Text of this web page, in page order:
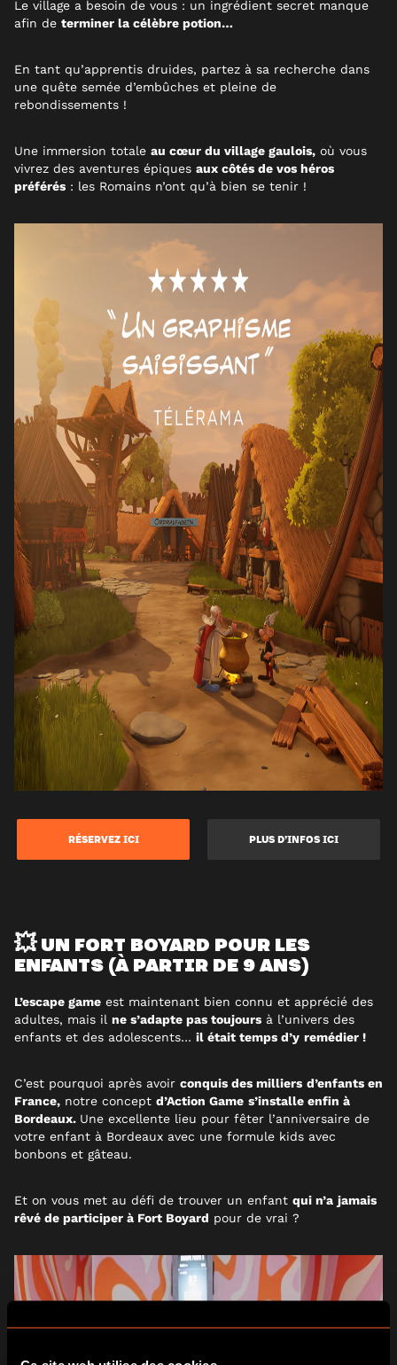
Le village a besoin de vous : un ingrédient secret manque
afin de terminer la célèbre potion…
En tant qu’apprentis druides, partez à sa recherche dans
une quête semée d’embûches et pleine de
rebondissements !
Une immersion totale au cœur du village gaulois, où vous
vivrez des aventures épiques aux côtés de vos héros
préférés : les Romains n’ont qu’à bien se tenir !
RÉSERVEZ ICI PLUS D’INFOS ICI
💥 UN FORT BOYARD POUR LES
ENFANTS (À PARTIR DE 9 ANS)
L’escape game est maintenant bien connu et apprécié des
adultes, mais il ne s’adapte pas toujours à l’univers des
enfants et des adolescents… il était temps d’y remédier !
C’est pourquoi après avoir conquis des milliers d’enfants en
France, notre concept d’Action Game s’installe enfin à
Bordeaux. Une excellente lieu pour fêter l’anniversaire de
votre enfant à Bordeaux avec une formule kids avec
bonbons et gâteau.
Et on vous met au défi de trouver un enfant qui n’a jamais
rêvé de participer à Fort Boyard pour de vrai ?